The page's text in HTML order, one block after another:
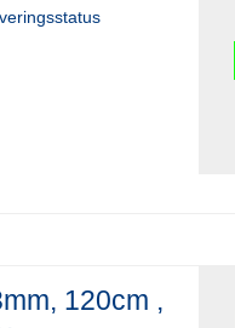
120cm ,